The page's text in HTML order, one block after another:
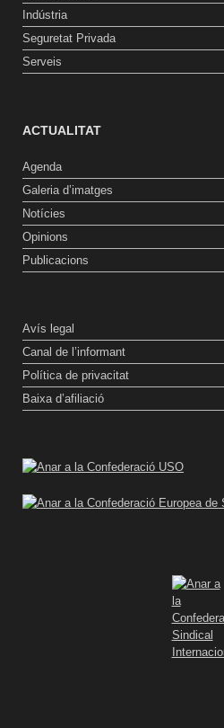
Indústria
Seguretat Privada
Serveis
ACTUALITAT
Agenda
Galeria d’imatges
Notícies
Opinions
Publicacions
Avís legal
Canal de l’informant
Política de privacitat
Baixa d’afiliació